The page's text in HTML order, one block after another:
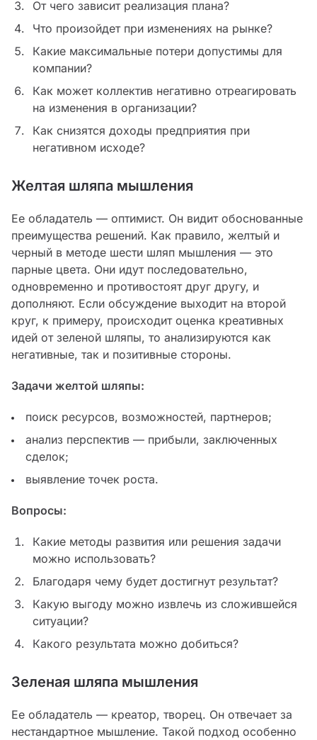
От чего зависит реализация плана?
Что произойдет при изменениях на рынке?
Какие максимальные потери допустимы для
компании?
Как может коллектив негативно отреагировать
на изменения в организации?
Как снизятся доходы предприятия при
негативном исходе?
Желтая шляпа мышления
Ее обладатель — оптимист. Он видит обоснованные
преимущества решений. Как правило, желтый и
черный в методе шести шляп мышления — это
парные цвета. Они идут последовательно,
одновременно и противостоят друг другу, и
дополняют. Если обсуждение выходит на второй
круг, к примеру, происходит оценка креативных
идей от зеленой шляпы, то анализируются как
негативные, так и позитивные стороны.
Задачи желтой шляпы:
поиск ресурсов, возможностей, партнеров;
анализ перспектив — прибыли, заключенных
сделок;
выявление точек роста.
Вопросы:
Какие методы развития или решения задачи
можно использовать?
Благодаря чему будет достигнут результат?
Какую выгоду можно извлечь из сложившейся
ситуации?
Какого результата можно добиться?
Зеленая шляпа мышления
Ее обладатель — креатор, творец. Он отвечает за
нестандартное мышление. Такой подход особенно